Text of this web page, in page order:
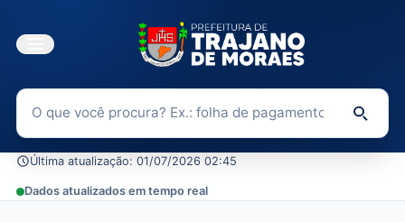
Buscar no Portal da Transparência
Última atualização: 01/07/2026 02:45
Dados atualizados em tempo real